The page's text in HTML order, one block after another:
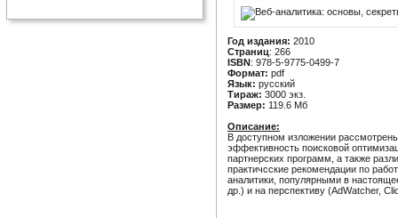
Год издания: 2010
Страниц: 266
ISBN: 978-5-9775-0499-7
Формат: pdf
Язык: русский
Тираж: 3000 экз.
Размер: 119.6 Mб
Описание:
В доступном изложении
эффективность поисковой
партнерских программ, а также
практичсские рекомендации по
аналитики, популярными в
др.) и на перспективу (AdWatcher,